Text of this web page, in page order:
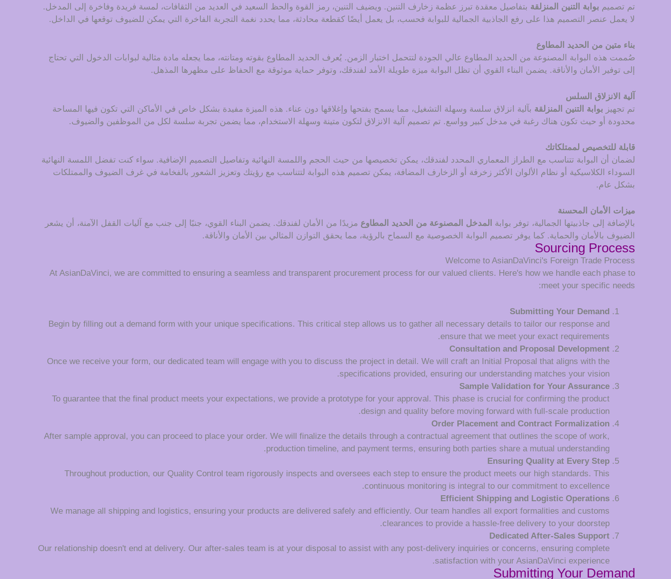
تم تصميم بوابة التنين المنزلقة بتفاصيل معقدة تبرز عظمة زخارف التنين. ويضيف التنين، رمز القوة والحظ السعيد في العديد من الثقافات، لمسة فريدة وفاخرة إلى المدخل.
لا يعمل عنصر التصميم هذا على رفع الجاذبية الجمالية للبوابة فحسب، بل يعمل أيضًا كقطعة محادثة، مما يحدد نغمة التجربة الفاخرة التي يمكن للضيوف توقعها في الداخل.
بناء متين من الحديد المطاوع
صُممت هذه البوابة المصنوعة من الحديد المطاوع عالي الجودة لتتحمل اختبار الزمن. يُعرف الحديد المطاوع بقوته ومتانته، مما يجعله مادة مثالية لبوابات الدخول التي تحتاج
إلى توفير الأمان والأناقة. يضمن البناء القوي أن تظل البوابة ميزة طويلة الأمد لفندقك، وتوفر حماية موثوقة مع الحفاظ على مظهرها المذهل.
آلية الانزلاق السلس
تم تجهيز بوابة التنين المنزلقة بآلية انزلاق سلسة وسهلة التشغيل، مما يسمح بفتحها وإغلاقها دون عناء. هذه الميزة مفيدة بشكل خاص في الأماكن التي تكون فيها المساحة
محدودة أو حيث تكون هناك رغبة في مدخل كبير وواسع. تم تصميم آلية الانزلاق لتكون متينة وسهلة الاستخدام، مما يضمن تجربة سلسة لكل من الموظفين والضيوف.
قابلة للتخصيص لممتلكاتك
لضمان أن البوابة تتناسب مع الطراز المعماري المحدد لفندقك، يمكن تخصيصها من حيث الحجم واللمسة النهائية وتفاصيل التصميم الإضافية. سواء كنت تفضل اللمسة النهائية
السوداء الكلاسيكية أو نظام الألوان الأكثر زخرفة أو الزخارف المضافة، يمكن تصميم هذه البوابة لتتناسب مع رؤيتك وتعزيز الشعور بالفخامة في غرف الضيوف والممتلكات
بشكل عام.
ميزات الأمان المحسنة
بالإضافة إلى جاذبيتها الجمالية، توفر بوابة المدخل المصنوعة من الحديد المطاوع مزيدًا من الأمان لفندقك. يضمن البناء القوي، جنبًا إلى جنب مع آليات القفل الآمنة، أن يشعر
الضيوف بالأمان والحماية. كما يوفر تصميم البوابة الخصوصية مع السماح بالرؤية، مما يحقق التوازن المثالي بين الأمان والأناقة.
Sourcing Process
Welcome to AsianDaVinci's Foreign Trade Process
At AsianDaVinci, we are committed to ensuring a seamless and transparent procurement process for our valued clients. Here's how we handle each phase to
meet your specific needs:
Submitting Your Demand
Begin by filling out a demand form with your unique specifications. This critical step allows us to gather all necessary details to tailor our response and
ensure that we meet your exact requirements.
Consultation and Proposal Development
Once we receive your form, our dedicated team will engage with you to discuss the project in detail. We will craft an Initial Proposal that aligns with the
specifications provided, ensuring our understanding matches your vision.
Sample Validation for Your Assurance
To guarantee that the final product meets your expectations, we provide a prototype for your approval. This phase is crucial for confirming the product
design and quality before moving forward with full-scale production.
Order Placement and Contract Formalization
After sample approval, you can proceed to place your order. We will finalize the details through a contractual agreement that outlines the scope of work,
production timeline, and payment terms, ensuring both parties share a mutual understanding.
Ensuring Quality at Every Step
Throughout production, our Quality Control team rigorously inspects and oversees each step to ensure the product meets our high standards. This
continuous monitoring is integral to our commitment to excellence.
Efficient Shipping and Logistic Operations
We manage all shipping and logistics, ensuring your products are delivered safely and efficiently. Our team handles all export formalities and customs
clearances to provide a hassle-free delivery to your doorstep.
Dedicated After-Sales Support
Our relationship doesn't end at delivery. Our after-sales team is at your disposal to assist with any post-delivery inquiries or concerns, ensuring complete
satisfaction with your AsianDaVinci experience.
Submitting Your Demand